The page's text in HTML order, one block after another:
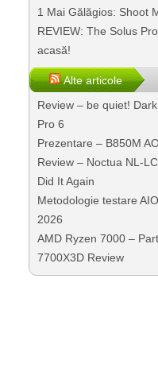
1 Mai Gălăgios: Shoot
REVIEW: The Solus
acasă!
Alte articole
Review – be quiet!
Pro 6
Prezentare – B850M
Review – Noctua NL-
Did It Again
Metodologie testare
2026
AMD Ryzen 7000 –
7700X3D Review